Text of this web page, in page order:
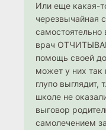
Или еще какая-
черезвычайная
самостоятельно
врач
помощь своей
может у них так
глупо
школе не
выговор
самолечением